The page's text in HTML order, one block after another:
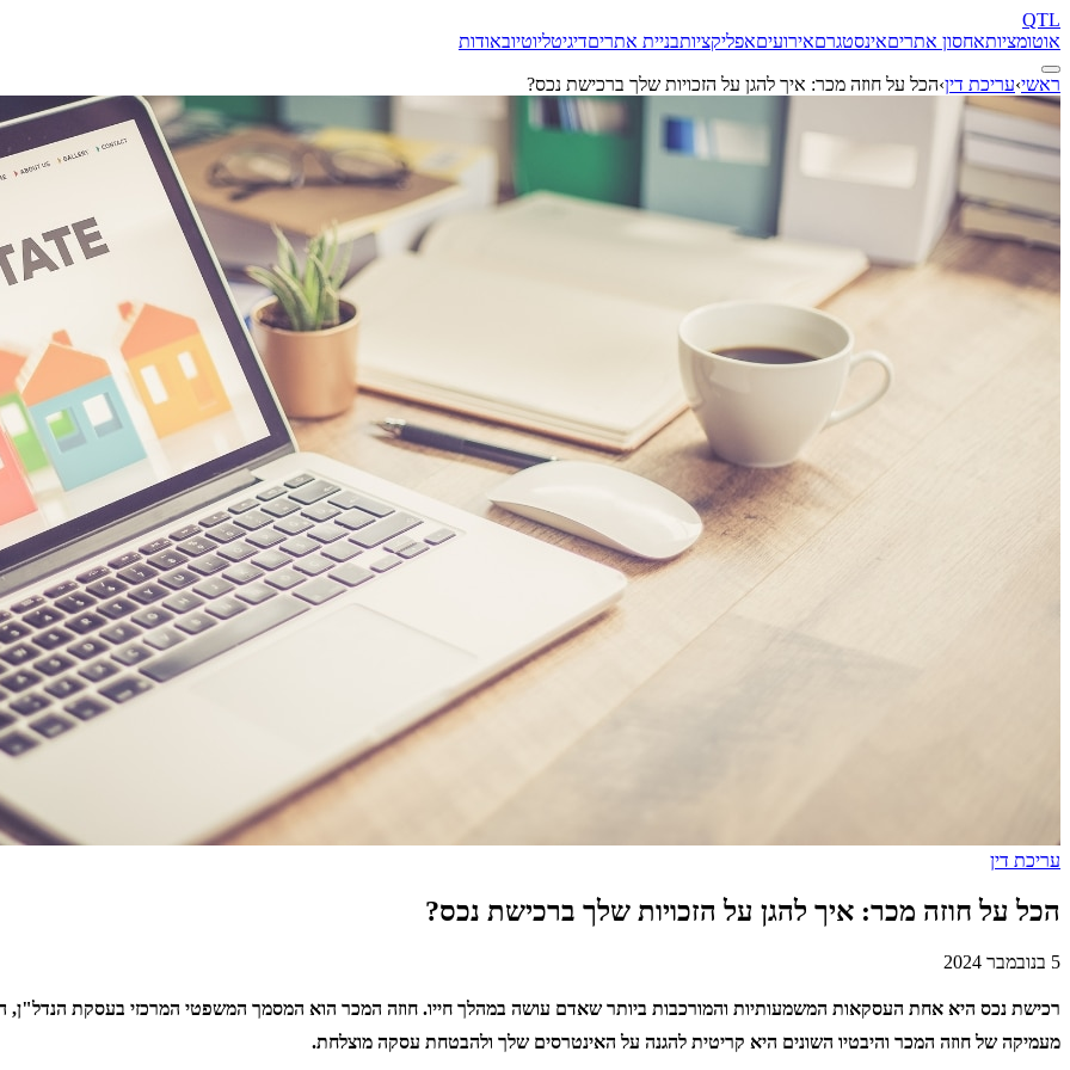
QTL
אוטומציותאחסון אתריםאינסטגרםאירועיםאפליקציותבניית אתריםדיגיטליוטיובאודות
ראשי›עריכת דין›הכל על חוזה מכר: איך להגן על הזכויות שלך ברכישת נכס?
עריכת דין
הכל על חוזה מכר: איך להגן על הזכויות שלך ברכישת נכס?
5 בנובמבר 2024
רכישת נכס היא אחת העסקאות המשמעותיות והמורכבות ביותר שאדם עושה במהלך חייו. חוזה המכר הוא המסמך המשפטי המרכזי בעסקת הנדל"ן,
מעמיקה של חוזה המכר והיבטיו השונים היא קריטית להגנה על האינטרסים שלך ולהבטחת עסקה מוצלחת.